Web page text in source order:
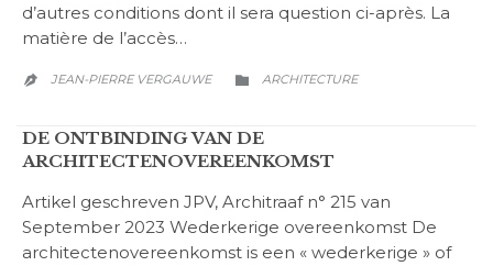
d’autres conditions dont il sera question ci-après. La
matière de l’accès…
 JEAN-PIERRE VERGAUWE  CATEGORY
ARCHITECTURE
DE ONTBINDING VAN DE
ARCHITECTENOVEREENKOMST
Artikel geschreven JPV, Architraaf n° 215 van
September 2023 Wederkerige overeenkomst De
architectenovereenkomst is een « wederkerige » of